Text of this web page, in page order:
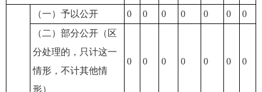
（一）予以公开 0 0 0 0 0 0
0
（二）部分公开（区
分处理的，只计这一
情形，不计其他情
形）
0 0 0 0 0 0 0